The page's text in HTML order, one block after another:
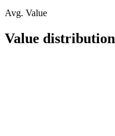
Avg. Value
Value distribution